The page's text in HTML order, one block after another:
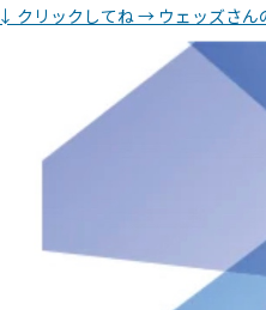
↓ クリックしてね → ウェッズさん